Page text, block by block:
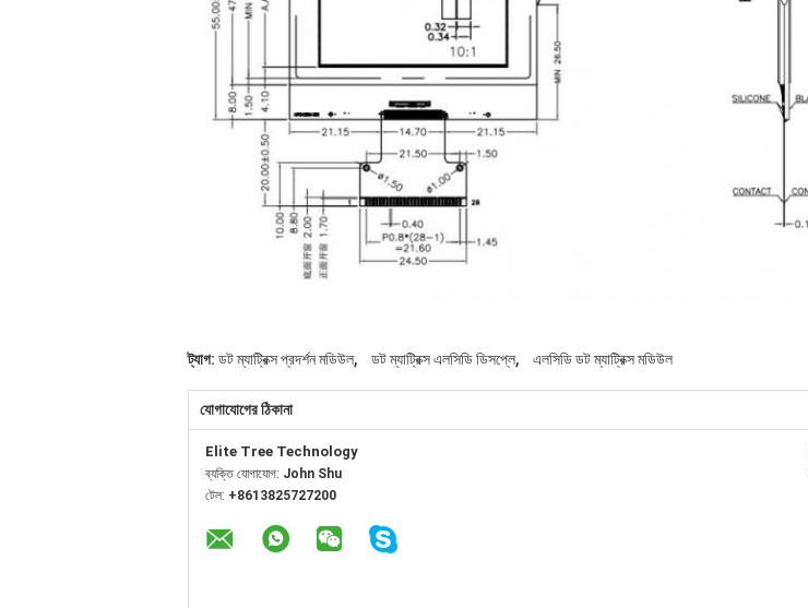
ট্যাগ: ডট ম্যাট্রিক্স প্রদর্শন মডিউল, ডট ম্যাট্রিক্স এলসিডি ডিসপ্লে, এলসিডি ডট ম্যাট্রিক্স মডিউল
যোগাযোগের ঠিকানা
Elite Tree Technology
ব্যক্তি যোগাযোগ: John Shu
টেল: +8613825727200